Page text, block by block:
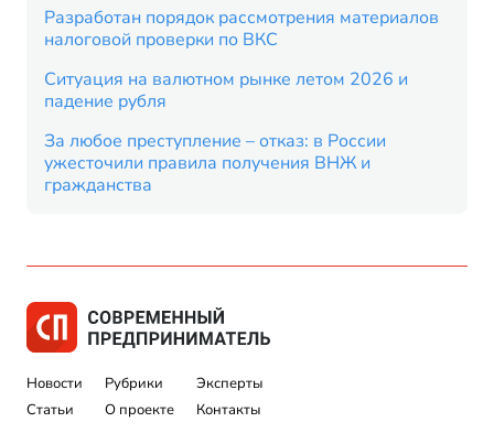
Разработан порядок рассмотрения материалов
налоговой проверки по ВКС
Ситуация на валютном рынке летом 2026 и
падение рубля
За любое преступление – отказ: в России
ужесточили правила получения ВНЖ и
гражданства
Новости
Статьи
Рубрики
О проекте
Эксперты
Контакты